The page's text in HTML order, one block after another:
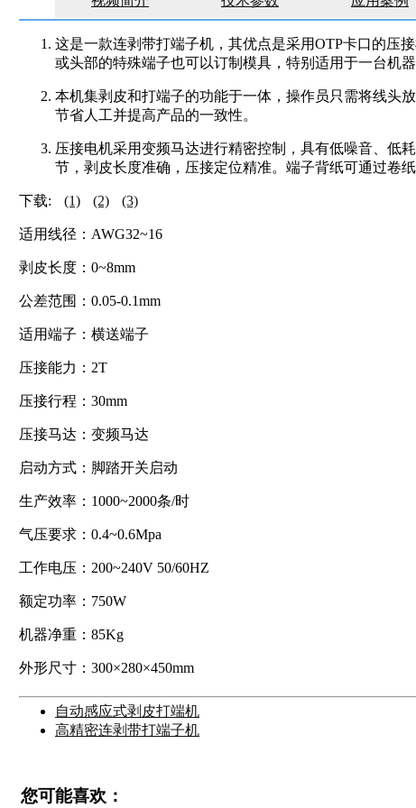
这是一款连剥带打端子机，其优点是采用OTP卡口的压
或头部的特殊端子也可以订制模具，特别适用于一台机
本机集剥皮和打端子的功能于一体，操作员只需将线头
节省人工并提高产品的一致性。
压接电机采用变频马达进行精密控制，具有低噪音、低
节，剥皮长度准确，压接定位精准。端子背纸可通过卷
下载: (1) (2) (3)
适用线径：AWG32~16
剥皮长度：0~8mm
公差范围：0.05-0.1mm
适用端子：横送端子
压接能力：2T
压接行程：30mm
压接马达：变频马达
启动方式：脚踏开关启动
生产效率：1000~2000条/时
气压要求：0.4~0.6Mpa
工作电压：200~240V 50/60HZ
额定功率：750W
机器净重：85Kg
外形尺寸：300×280×450mm
自动感应式剥皮打端机
高精密连剥带打端子机
您可能喜欢：